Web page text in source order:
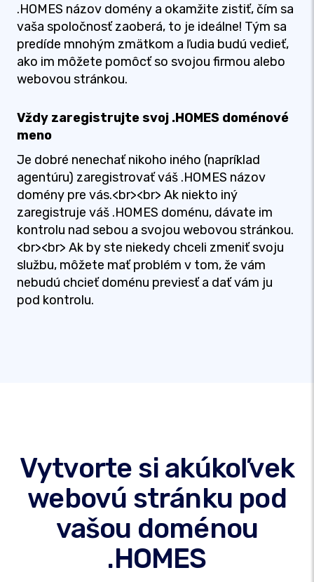
.HOMES názov domény a okamžite zistiť, čím sa
vaša spoločnosť zaoberá, to je ideálne! Tým sa
predíde mnohým zmätkom a ľudia budú vedieť,
ako im môžete pomôcť so svojou firmou alebo
webovou stránkou.
Vždy zaregistrujte svoj .HOMES doménové
meno
Je dobré nenechať nikoho iného (napríklad
agentúru) zaregistrovať váš .HOMES názov
domény pre vás.<br><br> Ak niekto iný
zaregistruje váš .HOMES doménu, dávate im
kontrolu nad sebou a svojou webovou stránkou.
<br><br> Ak by ste niekedy chceli zmeniť svoju
službu, môžete mať problém v tom, že vám
nebudú chcieť doménu previesť a dať vám ju
pod kontrolu.
Vytvorte si akúkoľvek
webovú stránku pod
vašou doménou
.HOMES